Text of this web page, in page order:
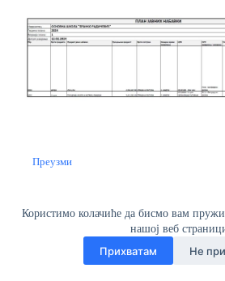
Користимо колачиће да бисмо вам
нашој веб
Прихватам Не
Преузми
© ОШ "Бранко Радичевић" Сва права